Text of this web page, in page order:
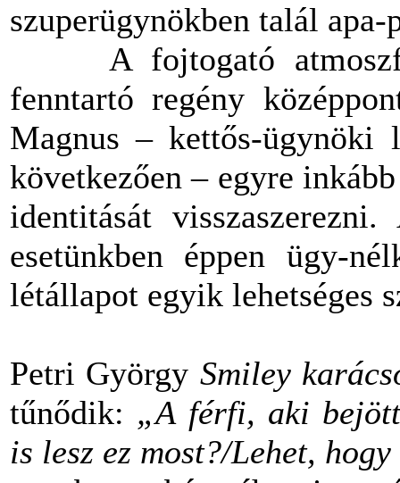
szuperügynökben talál
A fojtogató
fenntartó regény
Magnus – kettős-ügynöki
következően – egyre
identitását
esetünkben éppen ügy-
létállapot egyik lehetséges
Petri György Smiley
tűnődik: „A férfi, aki
is lesz ez most?/Lehet,